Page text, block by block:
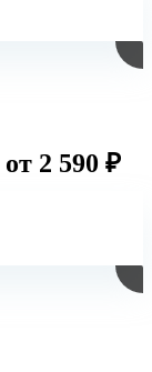
от 2 590 ₽